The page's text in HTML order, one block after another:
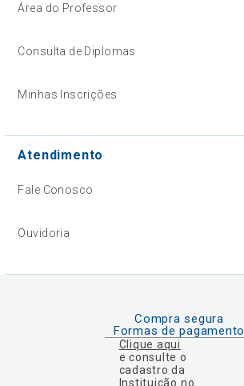
Área do Professor
Consulta de Diplomas
Minhas Inscrições
Atendimento
Fale Conosco
Ouvidoria
Compra segura
Formas de pagamento
Clique aqui
e consulte o
cadastro da
Instituição no